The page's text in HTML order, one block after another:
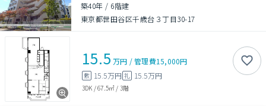
築40年 / 6階建
東京都世田谷区千歳台３丁目30-17
15.5 万円 /管理費15,000円
敷 15.5万円 礼 15.5万円
3DK /67.5㎡ / 3階